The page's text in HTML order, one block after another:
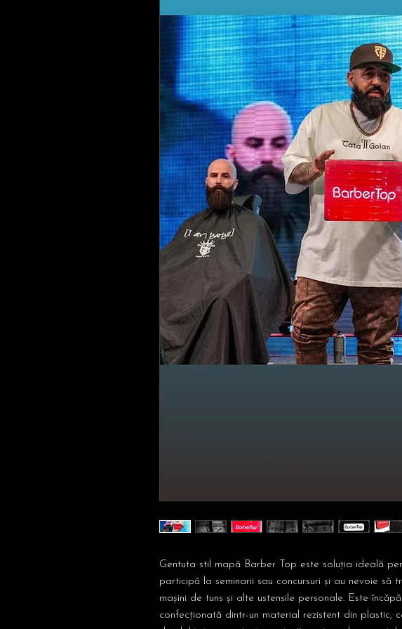
Gentuta stil mapă Barber Top este soluția ideală
participă la seminarii sau concursuri și au nevoie să
mașini de tuns și alte ustensile personale. Este
confecționată dintr-un material rezistent din plastic,